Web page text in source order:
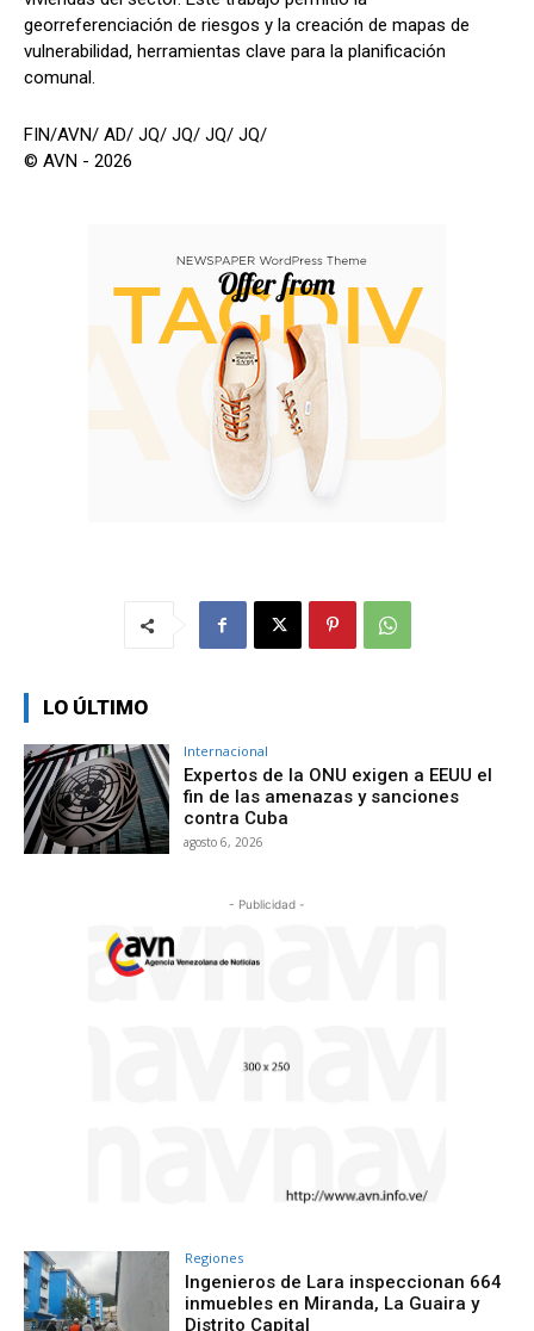
georreferenciación de riesgos y la creación de mapas de
vulnerabilidad, herramientas clave para la planificación
comunal.
FIN/AVN/ AD/ JQ/ JQ/ JQ/ JQ/
© AVN - 2026
LO ÚLTIMO
Internacional
Expertos de la ONU exigen a EEUU el
fin de las amenazas y sanciones
contra Cuba
agosto 6, 2026
- Publicidad -
Regiones
Ingenieros de Lara inspeccionan 664
inmuebles en Miranda, La Guaira y
Distrito Capital